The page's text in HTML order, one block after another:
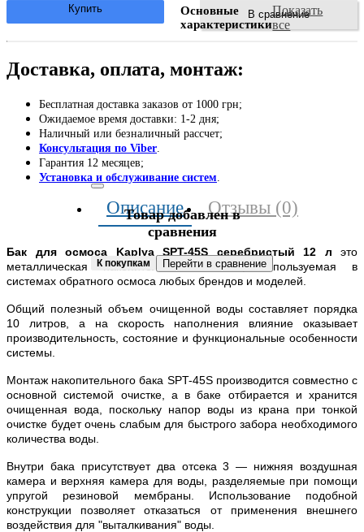
В сравнение
Купить
Основные
характеристики
Показать
все
Доставка, оплата, монтаж:
Бесплатная доставка заказов от 1000 грн;
Ожидаемое время доставки: 1-2 дня;
Наличный или безналичный рассчет;
Консультация по Viber
Гарантия 12 месяцев;
Установка и обслуживание систем
Описание Отзывы (0)
Бак для осмоса Kaplya SPT-45S серебристый 12 л это
металлическая накопительная емкость, используемая в
системах обратного осмоса любых брендов и моделей.
Общий полезный объем очищенной воды составляет порядка
10 литров, а на скорость наполнения влияние оказывает
производительность, состояние и функциональные особенности
системы.
Монтаж накопительного бака SPT-45S производится совместно с
основной системой очистке, а в баке отбирается и хранится
очищенная вода, поскольку напор воды из крана при тонкой
очистке будет очень слабым для быстрого забора необходимого
количества воды.
Внутри бака присутствует два отсека 3 — нижняя воздушная
камера и верхняя камера для воды, разделяемые при помощи
упругой резиновой мембраны. Использование подобной
конструкции позволяет отказаться от применения внешнего
воздействия для "выталкивания" воды.
Товар добавлен в
сравнения
К покупкам Перейти в сравнение